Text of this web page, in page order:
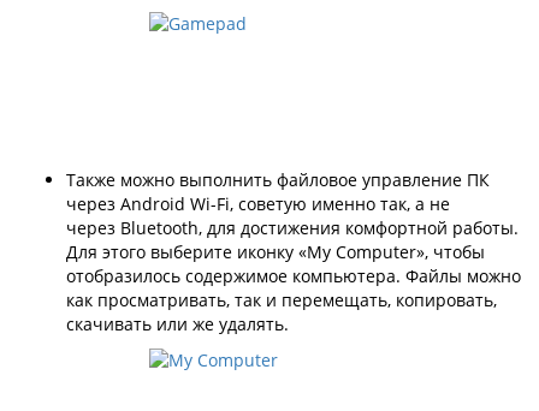
Также можно выполнить файловое управление ПК
через Android Wi-Fi, советую именно так, а не
через Bluetooth, для достижения комфортной работы.
Для этого выберите иконку «My Computer», чтобы
отобразилось содержимое компьютера. Файлы можно
как просматривать, так и перемещать, копировать,
скачивать или же удалять.